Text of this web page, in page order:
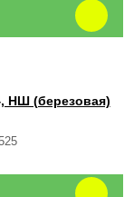
НШ (березовая)